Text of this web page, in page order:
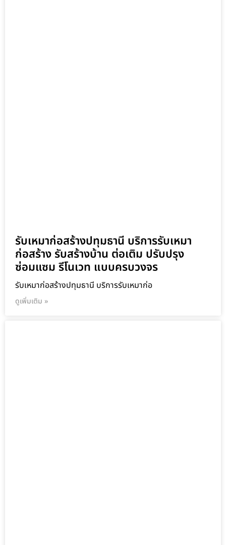
รับเหมาก่อสร้างปทุมธานี บริการรับเหมา
ก่อสร้าง รับสร้างบ้าน ต่อเติม ปรับปรุง
ซ่อมแซม รีโนเวท แบบครบวงจร
รับเหมาก่อสร้างปทุมธานี บริการรับเหมาก่อ
ดูเพิ่มเติม »